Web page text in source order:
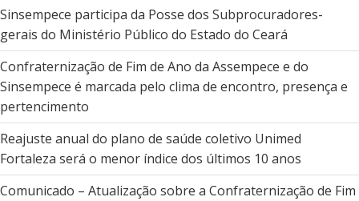
Sinsempece participa da Posse dos Subprocuradores-
gerais do Ministério Público do Estado do Ceará
Confraternização de Fim de Ano da Assempece e do
Sinsempece é marcada pelo clima de encontro, presença e
pertencimento
Reajuste anual do plano de saúde coletivo Unimed
Fortaleza será o menor índice dos últimos 10 anos
Comunicado – Atualização sobre a Confraternização de Fim